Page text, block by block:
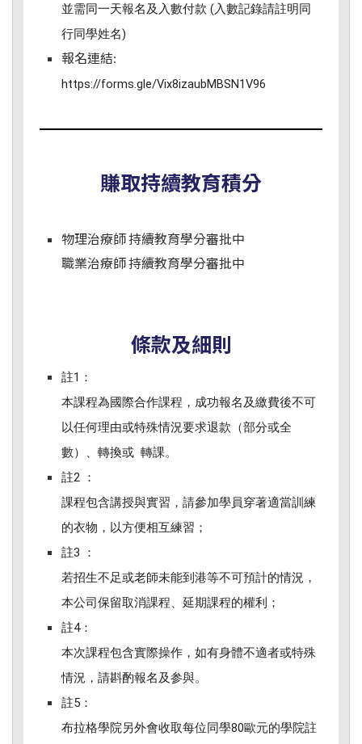
並需同一天報名及 入數付款 (入數記錄請註明同
行同學姓名)
報名連結:
https://forms.gle/Vix8izaubMBSN1V96
賺取持續教育積分
物理治療師 持續教育學分審批中
職業治療師 持續教育學分審批中
條款及細則
註1：
本課程為國際合作課程，成功報名及繳費後不可
以任何理由或特殊情況要求退款（部分或全
數）、轉換或 轉課。
註2 ：
課程包含講授與實習，請參加學員穿著適當訓練
的衣物，以方便相互練習；
註3 ：
若招生不足或老師未能到港等不可預計的情況，
本公司保留取消課程、延期課程的權利；
註4：
本次課程包含實際操作，如有身體不適者或特殊
情況，請斟酌報名及参與。
註5：
布拉格學院另外會收取每位同學80歐元的學院註